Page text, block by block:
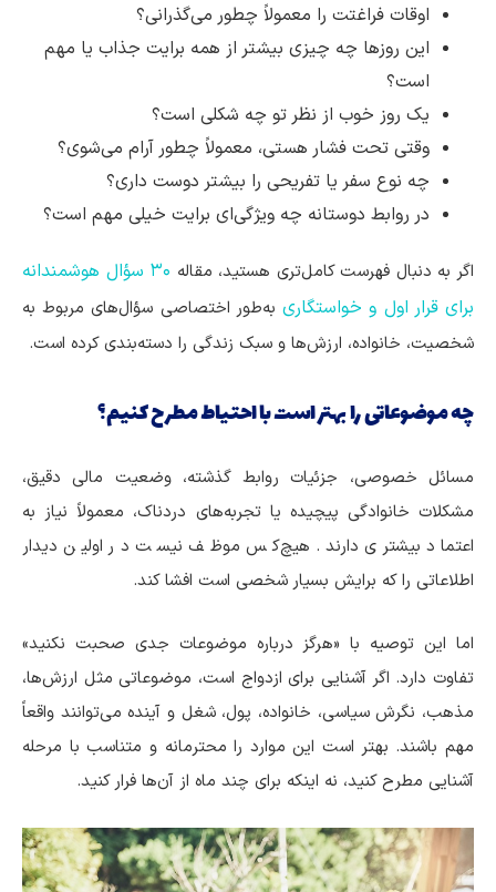
اوقات فراغتت را معمولاً چطور می‌گذرانی؟
این روزها چه چیزی بیشتر از همه برایت جذاب یا مهم
است؟
یک روز خوب از نظر تو چه شکلی است؟
وقتی تحت فشار هستی، معمولاً چطور آرام می‌شوی؟
چه نوع سفر یا تفریحی را بیشتر دوست داری؟
در روابط دوستانه چه ویژگی‌ای برایت خیلی مهم است؟
اگر به دنبال فهرست کامل‌تری هستید، مقاله
۳۰ سؤال هوشمندانه
برای قرار اول و خواستگاریبه‌طور اختصاصی سؤال‌های مربوط به
شخصیت، خانواده، ارزش‌ها و سبک زندگی را دسته‌بندی کرده است.
چه موضوعاتی را بهتر است با احتیاط مطرح کنیم؟
مسائل خصوصی، جزئیات روابط گذشته، وضعیت مالی دقیق،
مشکلات خانوادگی پیچیده یا تجربه‌های دردناک، معمولاً نیاز به
اعتماد بیشتری دارند. هیچ‌کس موظف نیست در اولین دیدار
اطلاعاتی را که برایش بسیار شخصی است افشا کند.
اما این توصیه با «هرگز درباره موضوعات جدی صحبت نکنید»
تفاوت دارد. اگر آشنایی برای ازدواج است، موضوعاتی مثل ارزش‌ها،
مذهب، نگرش سیاسی، خانواده، پول، شغل و آینده می‌توانند واقعاً
مهم باشند. بهتر است این موارد را محترمانه و متناسب با مرحله
آشنایی مطرح کنید، نه اینکه برای چند ماه از آن‌ها فرار کنید.